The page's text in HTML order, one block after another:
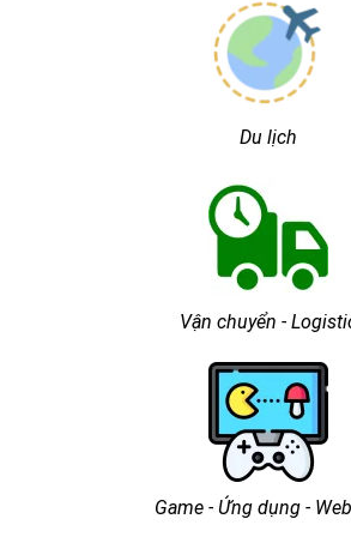
Du lịch
Vận chuyển -
Game - Ứng dụng -